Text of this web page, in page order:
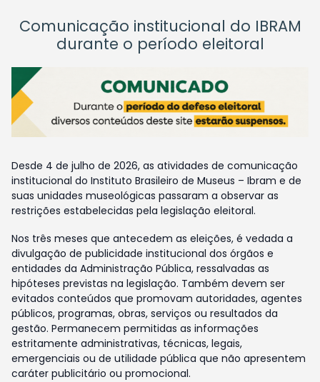
Comunicação institucional do IBRAM
durante o período eleitoral
Desde 4 de julho de 2026, as atividades de comunicação
institucional do Instituto Brasileiro de Museus – Ibram e de
suas unidades museológicas passaram a observar as
restrições estabelecidas pela legislação eleitoral.
Nos três meses que antecedem as eleições, é vedada a
divulgação de publicidade institucional dos órgãos e
entidades da Administração Pública, ressalvadas as
hipóteses previstas na legislação. Também devem ser
evitados conteúdos que promovam autoridades, agentes
públicos, programas, obras, serviços ou resultados da
gestão. Permanecem permitidas as informações
estritamente administrativas, técnicas, legais,
emergenciais ou de utilidade pública que não apresentem
caráter publicitário ou promocional.